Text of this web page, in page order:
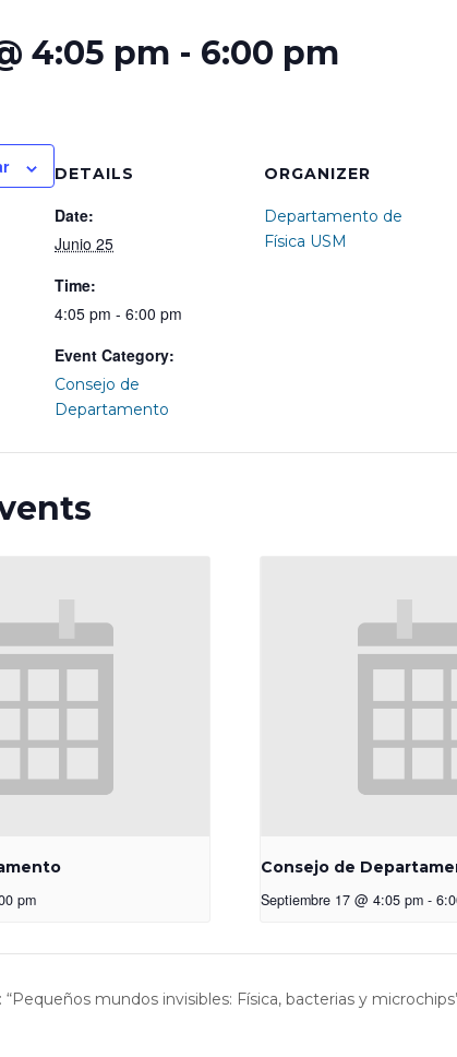
4:05 pm - 6:00 pm
DETAILS
Date:
Junio 25
Time:
4:05 pm - 6:00 pm
Event Category:
Consejo de
Departamento
ORGANIZER
Departamento de
Física USM
pm
Consejo de
Septiembre 17 @ 4:05 pm -
“Pequeños mundos invisibles: Física, bacterias y